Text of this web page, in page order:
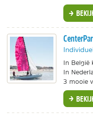
In België
In
3 mooie